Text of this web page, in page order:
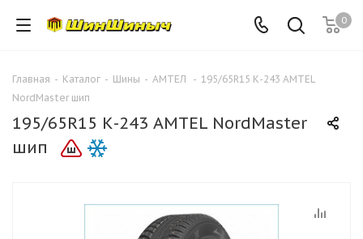
0
Главная - Каталог - Шины - АМТЕЛ - 195/65R15 К-243 AMTEL
NordMaster шип
195/65R15 К-243 AMTEL NordMaster
шип